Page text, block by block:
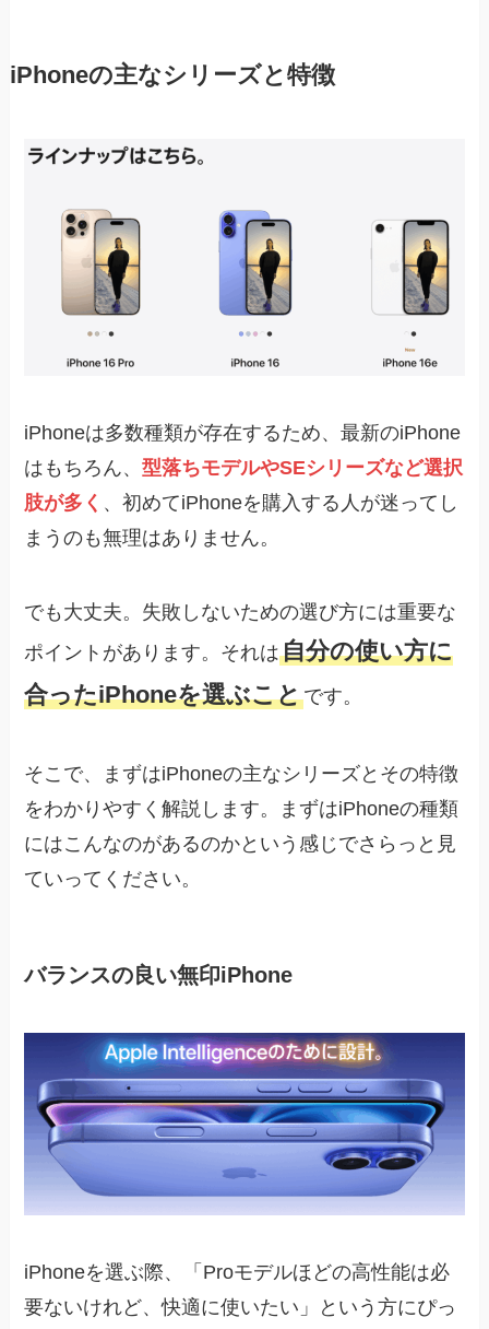
iPhoneの主なシリーズと特徴
iPhoneは多数種類が存在するため、最新のiPhone
はもちろん、型落ちモデルやSEシリーズなど選択
肢が多く 、初めてiPhoneを購入する人が迷ってし
まうのも無理はありません。
でも大丈夫。失敗しないための選び方には重要な
ポイントがあります。それは自分の使い方に
合ったiPhoneを選ぶことです。
そこで、まずはiPhoneの主なシリーズとその特徴
をわかりやすく解説します。まずはiPhoneの種類
にはこんなのがあるのかという感じでさらっと見
ていってください。
バランスの良い無印iPhone
iPhoneを選ぶ際、「Proモデルほどの高性能は必
要ないけれど、快適に使いたい」という方にぴっ